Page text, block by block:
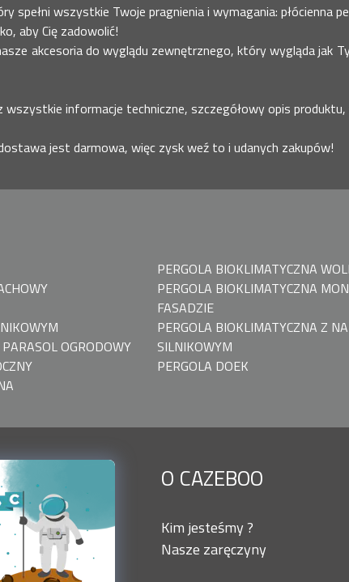
spełni wszystkie Twoje pragnienia i wymagania: płócienna
aby Cię zadowolić!
akcesoria do wyglądu zewnętrznego, który wygląda jak
wszystkie informacje techniczne, szczegółowy opis
jest darmowa, więc zysk weź to i udanych zakupów!
OGRODOWY
PERGOLA BIOKLIMATYCZNA
PERGOLA BIOKLIMATYCZNA
FASADZIE
PERGOLA BIOKLIMATYCZNA Z
SILNIKOWYM
PERGOLA DOEK
O CAZEBOO
Kim jesteśmy ?
Nasze zaręczyny